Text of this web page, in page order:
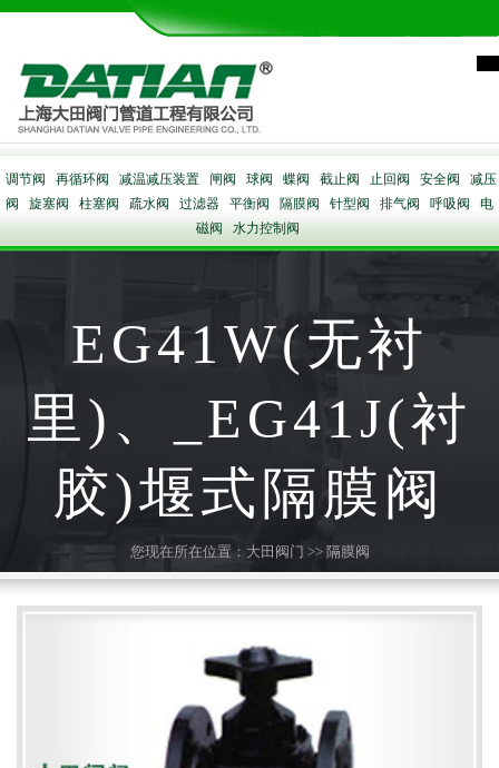
调节阀 再循环阀 减温减压装置 闸阀 球阀 蝶阀 截止阀 止回阀 安全阀
减压
阀
旋塞阀 柱塞阀 疏水阀 过滤器 平衡阀 隔膜阀 针型阀 排气阀 呼吸阀
电
磁阀
水力控制阀
EG41W(无衬
里)、_EG41J(衬
胶)堰式隔膜阀
您现在所在位置： 大田阀门 >> 隔膜阀